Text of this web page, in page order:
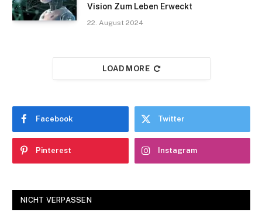
Vision Zum Leben Erweckt
22. August 2024
LOAD MORE
Facebook Twitter
Pinterest Instagram
NICHT VERPASSEN